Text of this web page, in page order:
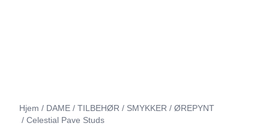
Hjem / DAME / TILBEHØR / SMYKKER / ØREPYNT
/ Celestial Pave Studs